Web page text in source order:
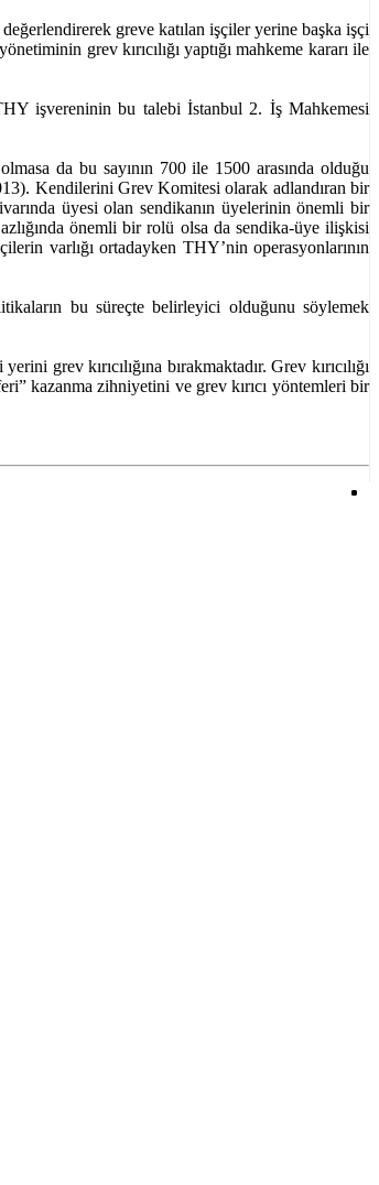
greve katılan işçiler yerine başka işçi
grev kırıcılığı yaptığı mahkeme kararı ile
işvereninin bu talebi İstanbul 2. İş Mahkemesi
da bu sayının 700 ile 1500 arasında olduğu
Kendilerini Grev Komitesi olarak adlandıran bir
üyesi olan sendikanın üyelerinin önemli bir
azlığında önemli bir rolü olsa da sendika-üye ilişkisi
varlığı ortadayken THY’nin operasyonlarının
bu süreçte belirleyici olduğunu söylemek
grev kırıcılığına bırakmaktadır. Grev kırıcılığı
kazanma zihniyetini ve grev kırıcı yöntemleri bir